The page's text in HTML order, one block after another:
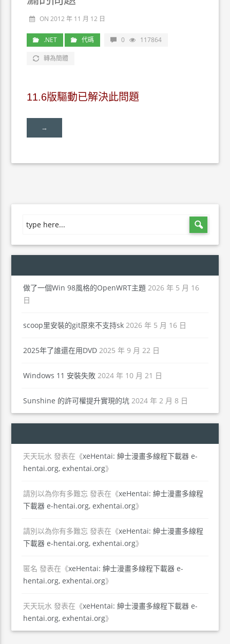
ON 2012 年 11 月 12 日
.NET 代碼 0 117864
轉為簡體
11.6版驅動已解決此問題
→
做了一個Win 98風格的OpenWRT主題 2026 年 5 月 16
日
scoop里安裝的git原來不支持sk 2026 年 5 月 16 日
2025年了誰還在用DVD 2025 年 9 月 22 日
Windows 11 安裝失敗 2024 年 10 月 21 日
Sunshine 的許可權提升實現的坑 2024 年 2 月 8 日
天天玩水 發表在《xeHentai: 紳士漫畫多線程下載器 e-
hentai.org, exhentai.org》
請別以為你有多難忘 發表在《xeHentai: 紳士漫畫多線程
下載器 e-hentai.org, exhentai.org》
請別以為你有多難忘 發表在《xeHentai: 紳士漫畫多線程
下載器 e-hentai.org, exhentai.org》
匿名 發表在《xeHentai: 紳士漫畫多線程下載器 e-
hentai.org, exhentai.org》
天天玩水 發表在《xeHentai: 紳士漫畫多線程下載器 e-
hentai.org, exhentai.org》